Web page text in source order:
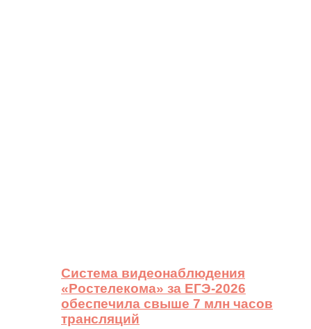
Система видеонаблюдения
«Ростелекома» за ЕГЭ-2026
обеспечила свыше 7 млн часов
трансляций